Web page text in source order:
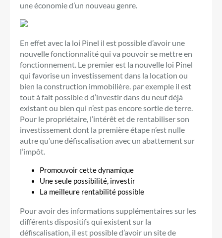
une économie d’un nouveau genre.
En effet avec la loi Pinel il est possible d’avoir une
nouvelle fonctionnalité qui va pouvoir se mettre en
fonctionnement. Le premier est la nouvelle loi Pinel
qui favorise un investissement dans la location ou
bien la construction immobilière. par exemple il est
tout à fait possible d d’investir dans du neuf déjà
existant ou bien qui n’est pas encore sortie de terre.
Pour le propriétaire, l’intérêt et de rentabiliser son
investissement dont la première étape n’est nulle
autre qu’une défiscalisation avec un abattement sur
l’impôt.
Promouvoir cette dynamique
Une seule possibilité, investir
La meilleure rentabilité possible
Pour avoir des informations supplémentaires sur les
différents dispositifs qui existent sur la
défiscalisation, il est possible d’avoir un site de